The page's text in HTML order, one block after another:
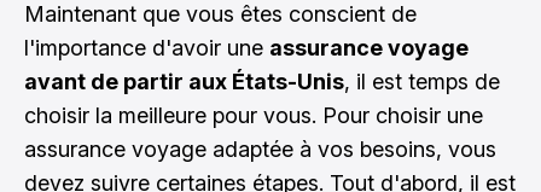
Maintenant que vous êtes conscient de
l'importance d'avoir une assurance voyage
avant de partir aux États-Unis, il est temps de
choisir la meilleure pour vous. Pour choisir une
assurance voyage adaptée à vos besoins, vous
devez suivre certaines étapes. Tout d'abord, il est